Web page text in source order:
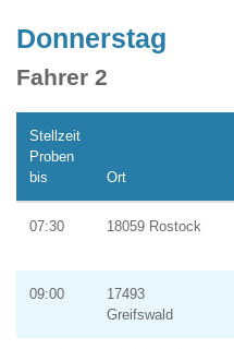
Donnerstag
Fahrer 2
Stellzeit
Proben
bis
Ort
07:30 18059 Rostock
09:00
17493
Greifswald